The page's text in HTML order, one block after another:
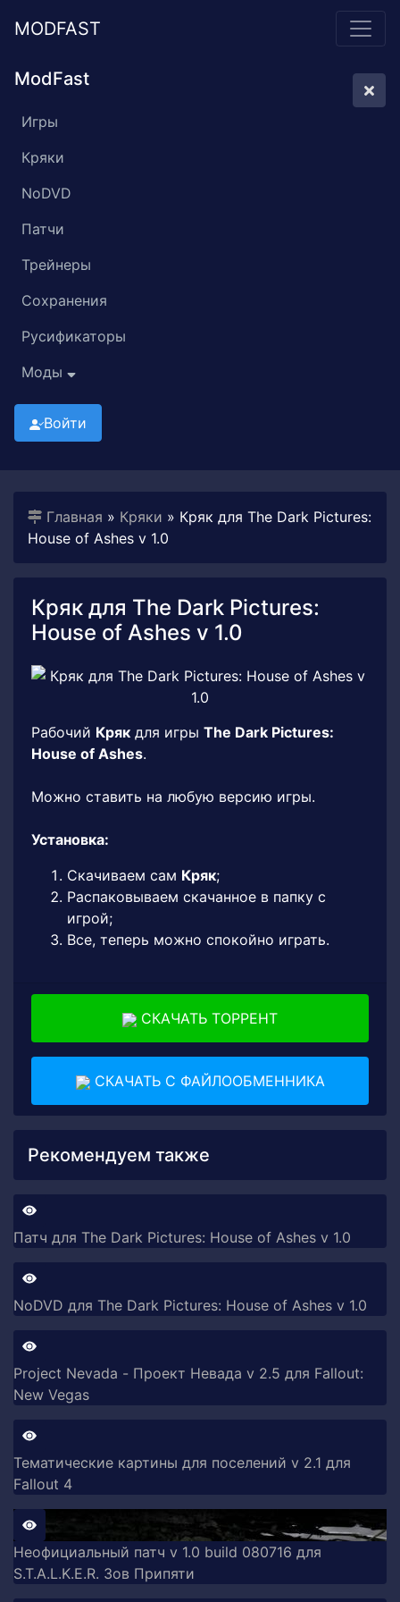
MODFAST
ModFast
Игры
Кряки
NoDVD
Патчи
Трейнеры
Сохранения
Русификаторы
Моды
Войти
Главная » Кряки » Кряк для The Dark Pictures:
House of Ashes v 1.0
Кряк для The Dark Pictures:
House of Ashes v 1.0
Рабочий Кряк для игры The Dark Pictures:
House of Ashes.
Можно ставить на любую версию игры.
Установка:
Скачиваем сам Кряк;
Распаковываем скачанное в папку с
игрой;
Все, теперь можно спокойно играть.
СКАЧАТЬ ТОРРЕНТ
СКАЧАТЬ С ФАЙЛООБМЕННИКА
Рекомендуем также
Патч для The Dark Pictures: House of Ashes v 1.0
NoDVD для The Dark Pictures: House of Ashes v 1.0
Project Nevada - Проект Невада v 2.5 для Fallout:
New Vegas
Тематические картины для поселений v 2.1 для
Fallout 4
Неофициальный патч v 1.0 build 080716 для
S.T.A.L.K.E.R. Зов Припяти